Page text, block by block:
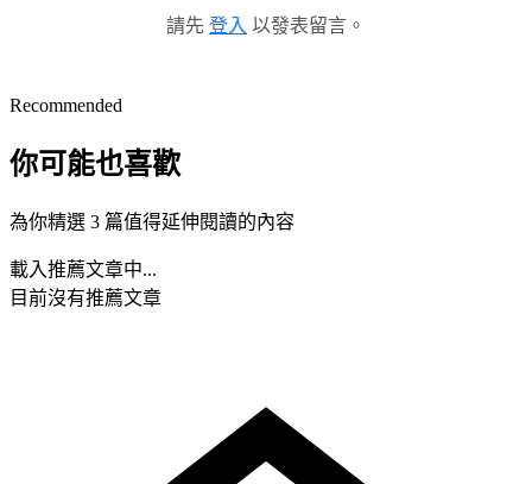
請先 登入 以發表留言。
Recommended
你可能也喜歡
為你精選 3 篇值得延伸閱讀的內容
載入推薦文章中...
目前沒有推薦文章